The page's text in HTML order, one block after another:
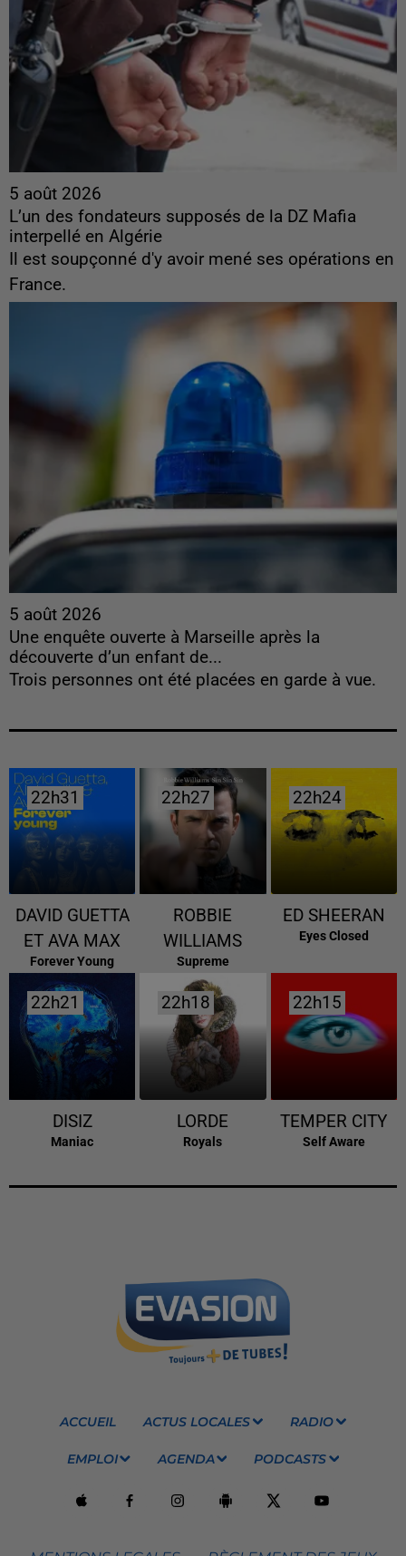
5 août 2026
L’un des fondateurs supposés de la DZ Mafia
interpellé en Algérie
Il est soupçonné d'y avoir mené ses opérations en
France.
5 août 2026
Une enquête ouverte à Marseille après la
découverte d’un enfant de...
Trois personnes ont été placées en garde à vue.
22h31
22h31
DAVID GUETTA
ET AVA MAX
Forever Young
22h27
22h27
ROBBIE
WILLIAMS
Supreme
22h24
22h24
ED SHEERAN
Eyes Closed
22h21
22h21
DISIZ
Maniac
22h18
22h18
LORDE
Royals
22h15
22h15
TEMPER CITY
Self Aware
ACCUEIL ACTUS LOCALES RADIO
EMPLOI AGENDA PODCASTS